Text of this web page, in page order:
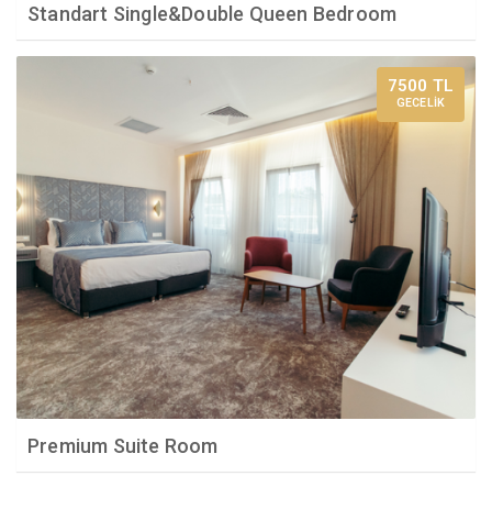
Standart Single&Double Queen Bedroom
7500 TL
GECELİK
Premium Suite Room